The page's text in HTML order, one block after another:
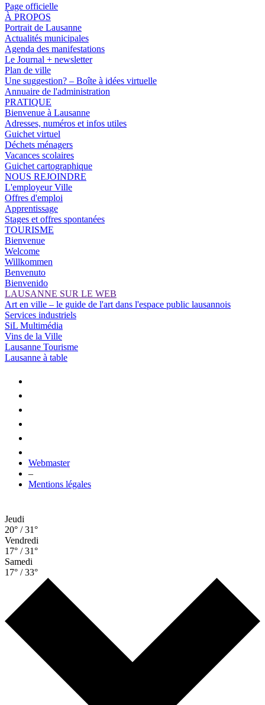
Page officielle
À PROPOS
Portrait de Lausanne
Actualités municipales
Agenda des manifestations
Le Journal + newsletter
Plan de ville
Une suggestion? – Boîte à idées virtuelle
Annuaire de l'administration
PRATIQUE
Bienvenue à Lausanne
Adresses, numéros et infos utiles
Guichet virtuel
Déchets ménagers
Vacances scolaires
Guichet cartographique
NOUS REJOINDRE
L'employeur Ville
Offres d'emploi
Apprentissage
Stages et offres spontanées
TOURISME
Bienvenue
Welcome
Willkommen
Benvenuto
Bienvenido
LAUSANNE SUR LE WEB
Art en ville – le guide de l'art dans l'espace public lausannois
Services industriels
SiL Multimédia
Vins de la Ville
Lausanne Tourisme
Lausanne à table
Webmaster
–
Mentions légales
Jeudi
20° / 31°
Vendredi
17° / 31°
Samedi
17° / 33°